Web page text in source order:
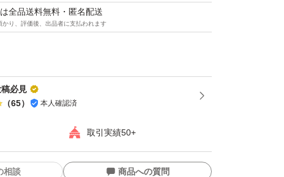
全品送料無料・匿名配送
かり、評価後、出品者に支払われます
必見
（65） 本人確認済
取引実績50+
相談 商品への質問